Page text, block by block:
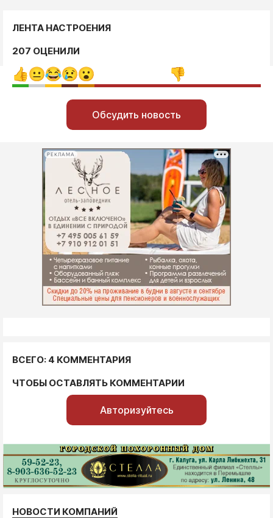
ЛЕНТА НАСТРОЕНИЯ
207 ОЦЕНИЛИ
Обсудить новость
РЕКЛАМА
ВСЕГО: 4 КОММЕНТАРИЯ
ЧТОБЫ ОСТАВЛЯТЬ КОММЕНТАРИИ
Авторизуйтесь
НОВОСТИ КОМПАНИЙ